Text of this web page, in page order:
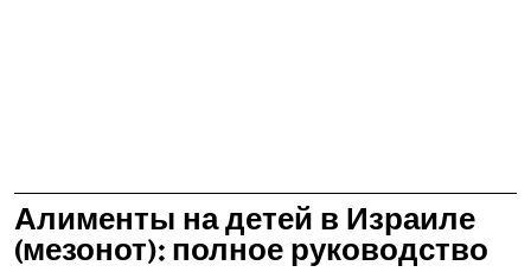
Алименты на детей в Израиле
(мезонот): полное руководство